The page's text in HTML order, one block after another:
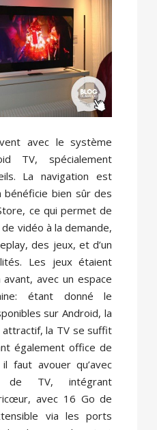
avec le système
TV, spécialement
La navigation est
bien sûr des
ce qui permet de
vidéo à la demande,
des jeux, et d’un
Les jeux étaient
avant, avec un espace
étant donné le
sur Android, la
la TV se suffit
également office de
faut avouer qu’avec
de TV, intégrant
avec 16 Go de
via les ports